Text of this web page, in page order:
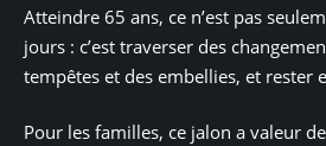
Atteindre 65 ans, ce n’est pas
jours : c’est traverser des
tempêtes et des embellies, et rester
Pour les familles, ce jalon a valeur